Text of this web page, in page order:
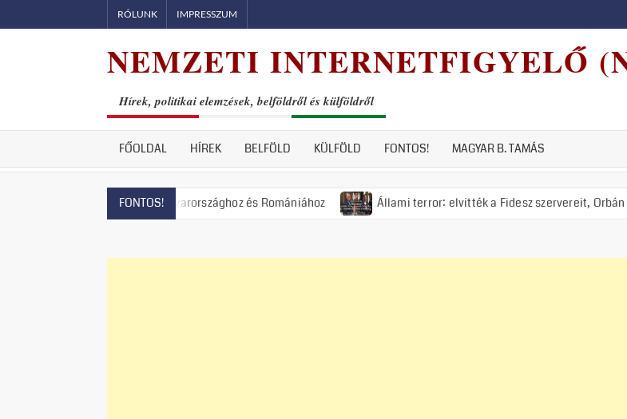
to
RÓLUNK IMPRESSZUM
NEMZETI INTERNETFIGYELŐ
Hírek, politikai elemzések, belföldről és külföldről
FŐOLDAL HÍREK BELFÖLD KÜLFÖLD FONTOS! MAGYAR B. TAMÁS
FONTOS!
Magyarországhoz és Romániához Állami terror: elvitték a Fidesz szervereit, Orbán Viktor